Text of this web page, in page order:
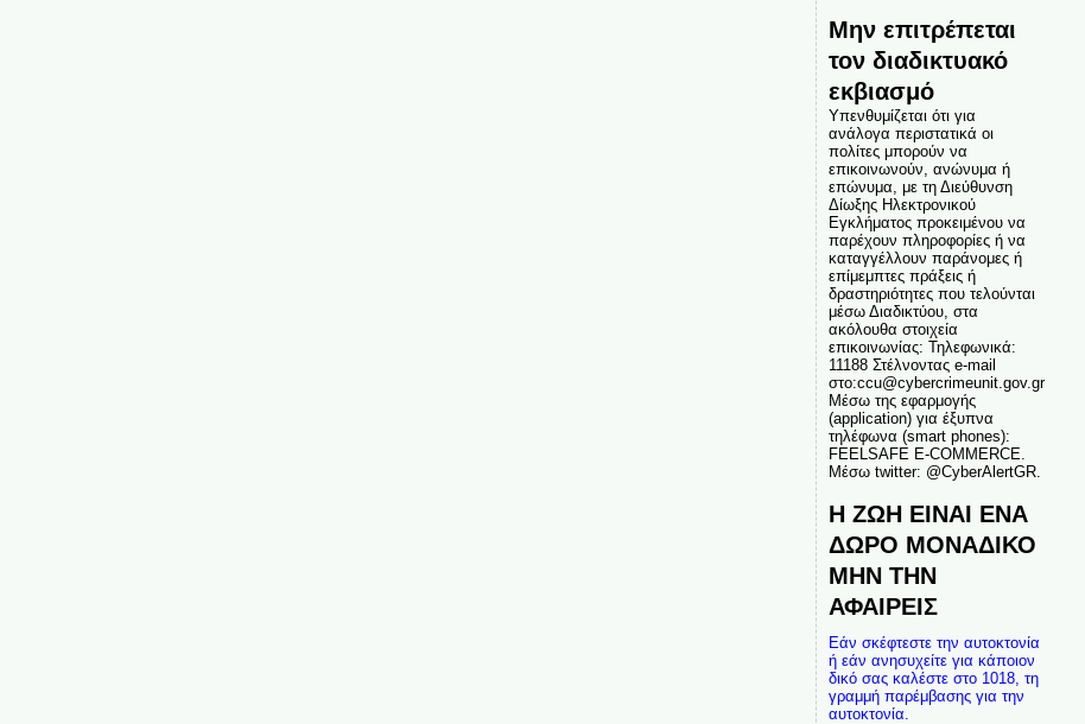
Μην επιτρέπεται
τον διαδικτυακό
εκβιασμό
Υπενθυμίζεται ότι για
ανάλογα περιστατικά οι
πολίτες μπορούν να
επικοινωνούν, ανώνυμα ή
επώνυμα, με τη Διεύθυνση
Δίωξης Ηλεκτρονικού
Εγκλήματος προκειμένου να
παρέχουν πληροφορίες ή να
καταγγέλλουν παράνομες ή
επίμεμπτες πράξεις ή
δραστηριότητες που τελούνται
μέσω Διαδικτύου, στα
ακόλουθα στοιχεία
επικοινωνίας: Τηλεφωνικά:
11188 Στέλνοντας e-mail
στο:ccu@cybercrimeunit.gov.gr
Μέσω της εφαρμογής
(application) για έξυπνα
τηλέφωνα (smart phones):
FEELSAFE E-COMMERCE.
Μέσω twitter: @CyberAlertGR.
Η ΖΩΗ ΕΙΝΑΙ ΕΝΑ
ΔΩΡΟ ΜΟΝΑΔΙΚΟ
ΜΗΝ ΤΗΝ
ΑΦΑΙΡΕΙΣ
Εάν σκέφτεστε την αυτοκτονία
ή εάν ανησυχείτε για κάποιον
δικό σας καλέστε στο 1018, τη
γραμμή παρέμβασης για την
αυτοκτονία.